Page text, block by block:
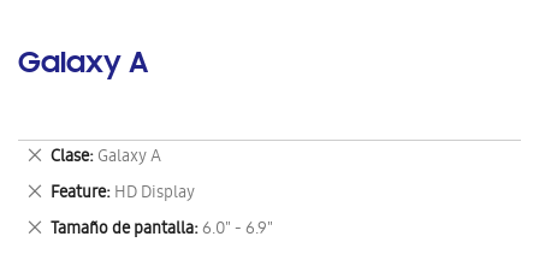
Galaxy A
Clase Galaxy A
Eliminar
este
artículo
Feature HD Display
Eliminar
este
artículo
Tamaño de pantalla 6.0" - 6.9"
Eliminar